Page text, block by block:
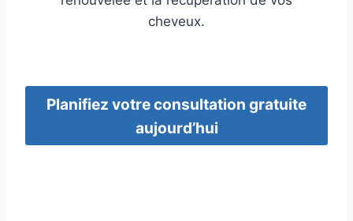
cheveux.
Planifiez votre consultation gratuite
aujourd’hui